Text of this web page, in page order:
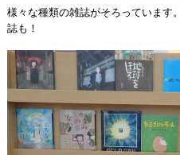
様々な種類の雑誌がそろっています
誌も！